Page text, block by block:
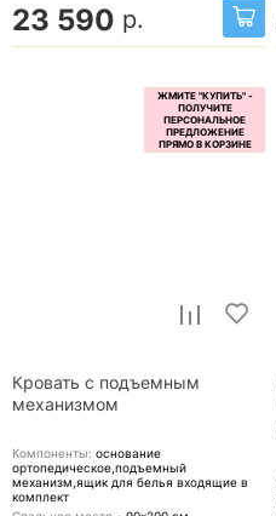
23 590 р.
Кровать с подъемным
механизмом
Компоненты: основание
ортопедическое,подъемный
механизм,ящик для белья входящие в
комплект